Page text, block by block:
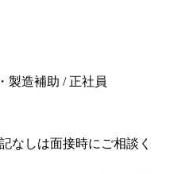
製造補助 / 正社員
なしは面接時にご相談く